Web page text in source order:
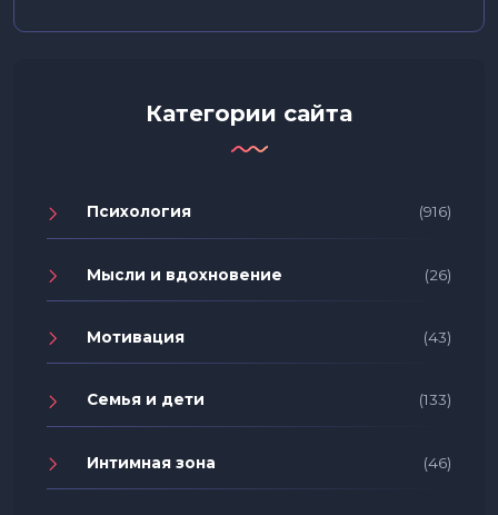
Категории сайта
Психология (916)
Мысли и вдохновение (26)
Мотивация (43)
Семья и дети (133)
Интимная зона (46)